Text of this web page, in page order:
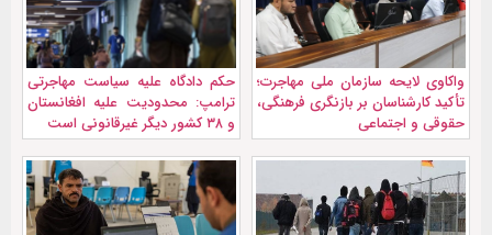
واکاوی لایحه سازمان ملی مهاجرت؛
تأکید کارشناسان بر بازنگری فرهنگی،
حقوقی و اجتماعی
حکم دادگاه علیه سیاست مهاجرتی
ترامپ: محدودیت‌ علیه افغانستان
و ۳۸ کشور دیگر غیرقانونی است